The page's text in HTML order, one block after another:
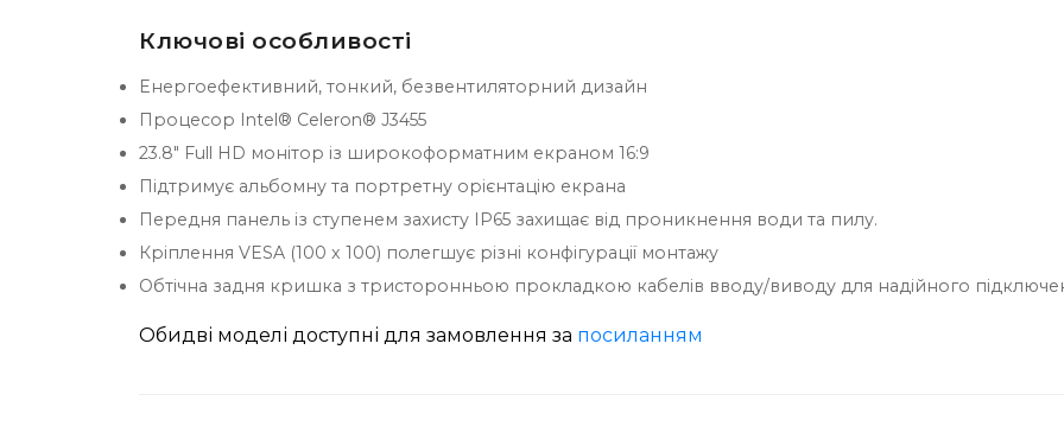
Ключові особливості
Енергоефективний, тонкий, безвентиляторний дизайн
Процесор Intel® Celeron® J3455
23.8" Full HD монітор із широкоформатним екраном 16:9
Підтримує альбомну та портретну орієнтацію екрана
Передня панель із ступенем захисту IP65 захищає від проникнення води та пилу.
Кріплення VESA (100 x 100) полегшує різні конфігурації монтажу
Обтічна задня кришка з тристоронньою прокладкою кабелів вводу/виводу для надійного
Обидві моделі доступні для замовлення за посиланням